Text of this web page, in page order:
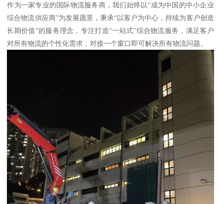
作为一家专业的国际物流服务商，我们始终以“成为中国的中小企业
综合物流供应商”为发展愿景，秉承“以客户为中心，持续为客户创造
长期价值”的服务理念，专注打造“一站式”综合物流服务，满足客户
对所有物流的个性化需求，对接一个窗口即可解决所有物流问题。